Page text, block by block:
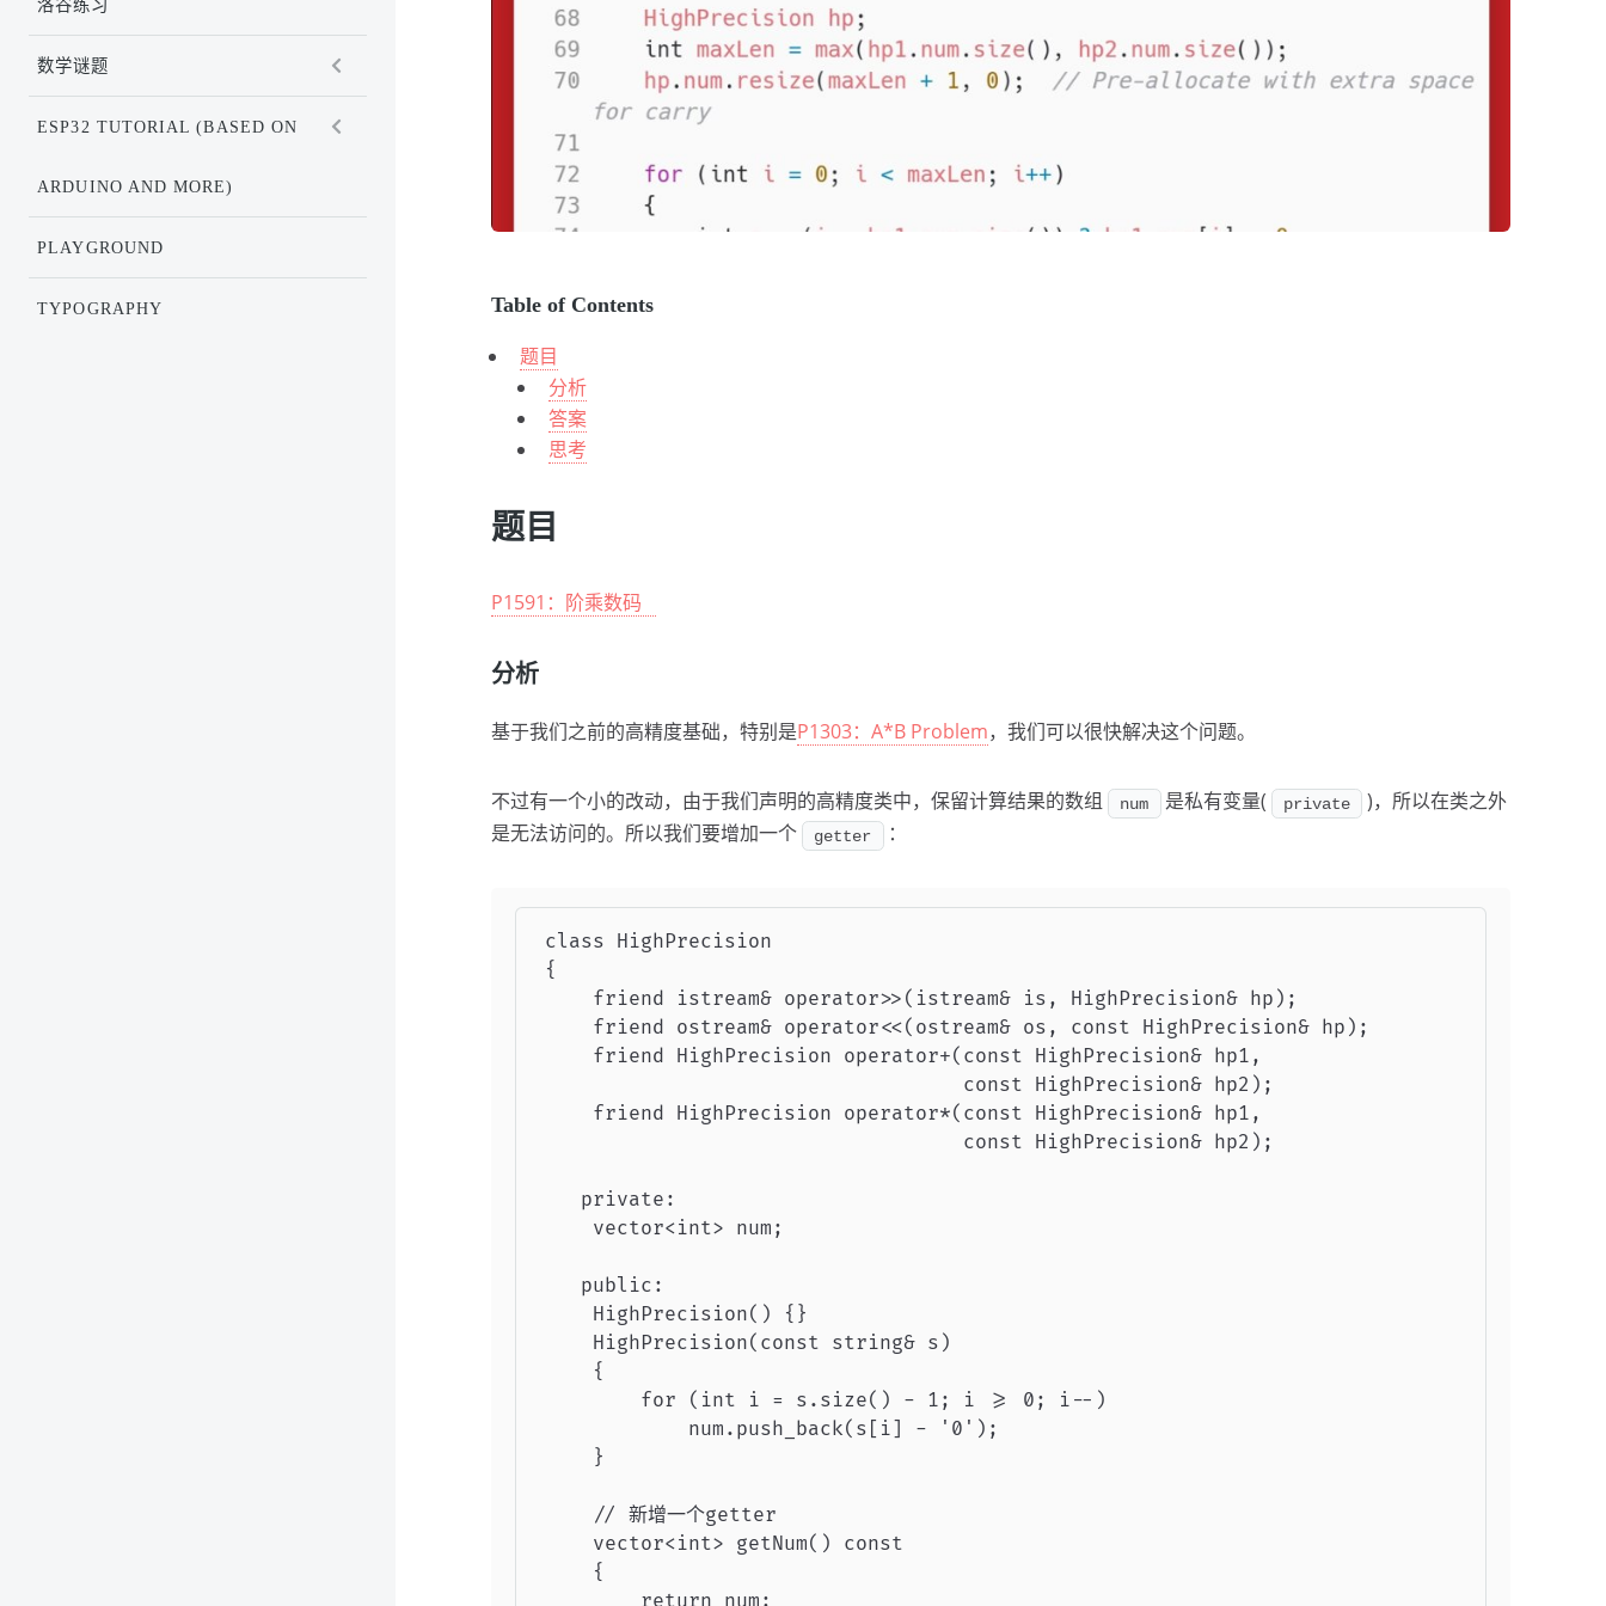
Table of Contents
题目
分析
答案
思考
题目
P1591：阶乘数码
分析
基于我们之前的高精度基础，特别是P1303：A*B Problem，我们可以很快解决这个问题。
不过有一个小的改动，由于我们声明的高精度类中，保留计算结果的数组 num 是私有变量( private
)，所以在类之外
是无法访问的。所以我们要增加一个
getter ：
class HighPrecision
{
    friend istream& operator>>(istream& is, HighPrecision& hp);
    friend ostream& operator<<(ostream& os, const HighPrecision& hp);
    friend HighPrecision operator+(const HighPrecision& hp1,
                                   const HighPrecision& hp2);
    friend HighPrecision operator*(const HighPrecision& hp1,
                                   const HighPrecision& hp2);
   private:
    vector<int> num;
   public:
    HighPrecision() {}
    HighPrecision(const string& s)
    {
        for (int i = s.size() - 1; i >= 0; i--)
            num.push_back(s[i] - '0');
    }
    // 新增一个getter
    vector<int> getNum() const
    {
洛谷练习
数学谜题
ESP32 TUTORIAL (BASED ON
ARDUINO AND MORE)
PLAYGROUND
TYPOGRAPHY